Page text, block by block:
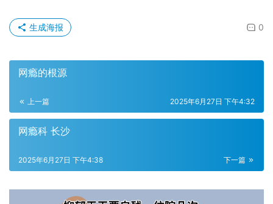
0
生成海报
网瘾的根源
上一篇 2025年6月27日 下午4:32
网瘾科 长沙
下一篇
2025年6月27日 下午4:38